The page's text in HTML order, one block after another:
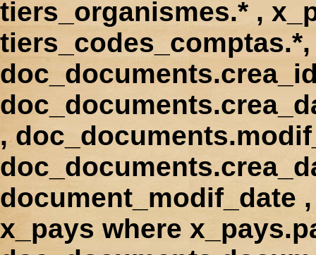
tiers_organismes.* ,
,
document_modif_date
x_pays where